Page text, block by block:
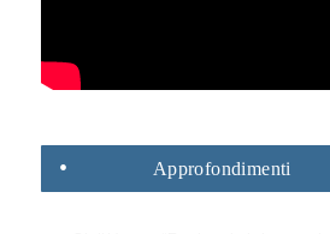
Approfondimenti